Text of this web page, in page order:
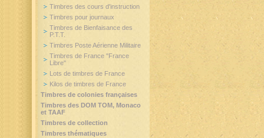
Timbres des cours d'instruction
Timbres pour journaux
Timbres de Bienfaisance des
P.T.T.
Timbres Poste Aérienne Militaire
Timbres de France "France
Libre"
Lots de timbres de France
Kilos de timbres de France
Timbres de colonies françaises
Timbres des DOM TOM, Monaco
et TAAF
Timbres de collection
Timbres thématiques